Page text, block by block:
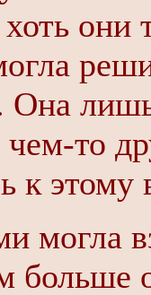
они
Она
чем-то
к этому
могла
больше